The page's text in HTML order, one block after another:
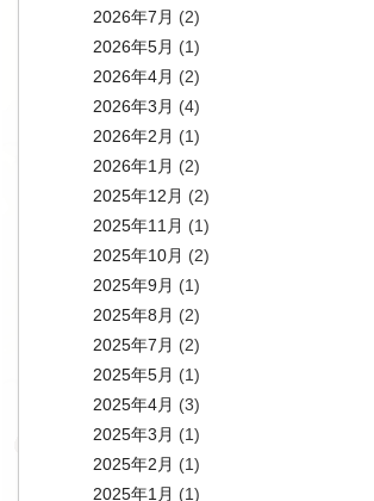
2026年7月 (2)
2026年5月 (1)
2026年4月 (2)
2026年3月 (4)
2026年2月 (1)
2026年1月 (2)
2025年12月 (2)
2025年11月 (1)
2025年10月 (2)
2025年9月 (1)
2025年8月 (2)
2025年7月 (2)
2025年5月 (1)
2025年4月 (3)
2025年3月 (1)
2025年2月 (1)
2025年1月 (1)